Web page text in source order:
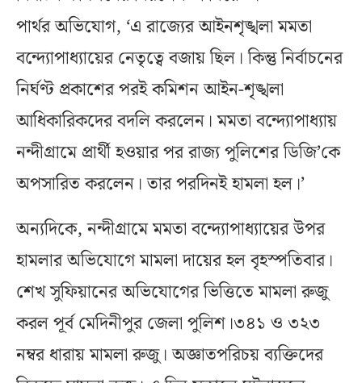
পার্থর অভিযোগ, ‘এ রাজ্যের আইনশৃঙ্খলা মমতা
বন্দ্যোপাধ্যায়ের নেতৃত্বে বজায় ছিল। কিন্তু নির্বাচনের
নির্ঘণ্ট প্রকাশের পরই কমিশন আইন-শৃঙ্খলা
আধিকারিকদের বদলি করলেন। মমতা বন্দ্যোপাধ্যায়
নন্দীগ্রামে প্রার্থী হওয়ার পর রাজ্য পুলিশের ডিজি’কে
অপসারিত করলেন। তার পরদিনই হামলা হল।’
অন্যদিকে, নন্দীগ্রামে মমতা বন্দ্যোপাধ্যায়ের উপর
হামলার অভিযোগে মামলা দায়ের হল বৃহস্পতিবার।
শেখ সুফিয়ানের অভিযোগের ভিত্তিতে মামলা রুজু
করল পূর্ব মেদিনীপুর জেলা পুলিশ।৩৪১ ও ৩২৩
নম্বর ধারায় মামলা রুজু। অজ্ঞাতপরিচয় ব্যক্তিদের